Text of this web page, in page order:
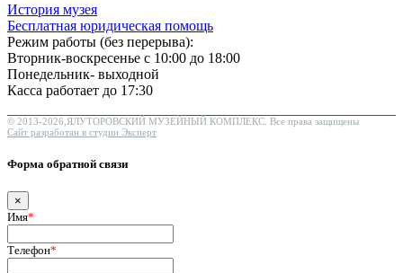
История музея
Бесплатная юридическая помощь
Режим работы (без перерыва):
Вторник-воскресенье с 10:00 до 18:00
Понедельник- выходной
Касса работает до 17:30
© 2013-2026,ЯЛУТОРОВСКИЙ МУЗЕЙНЫЙ КОМПЛЕКС. Все права защищены
Сайт разработан в студии Эксперт
Форма обратной связи
×
Имя*
Телефон*